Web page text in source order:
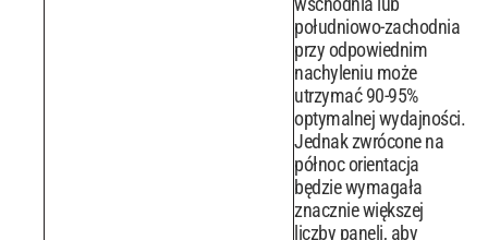
południowo-zachodnia
przy odpowiednim
nachyleniu może
utrzymać 90-95%
optymalnej wydajności.
Jednak zwrócone na
północ orientacja
będzie wymagała
znacznie większej
liczby paneli, aby